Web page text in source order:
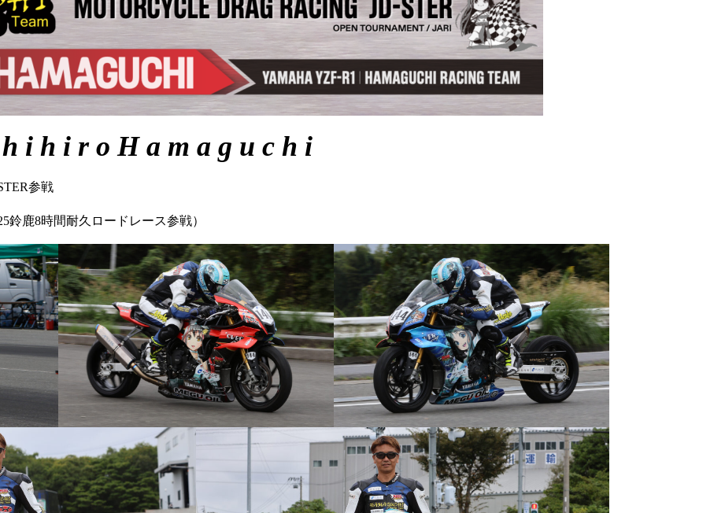
h i h i r o H a m a g u c h i
参戦
鈴鹿8時間耐久ロードレース参戦）